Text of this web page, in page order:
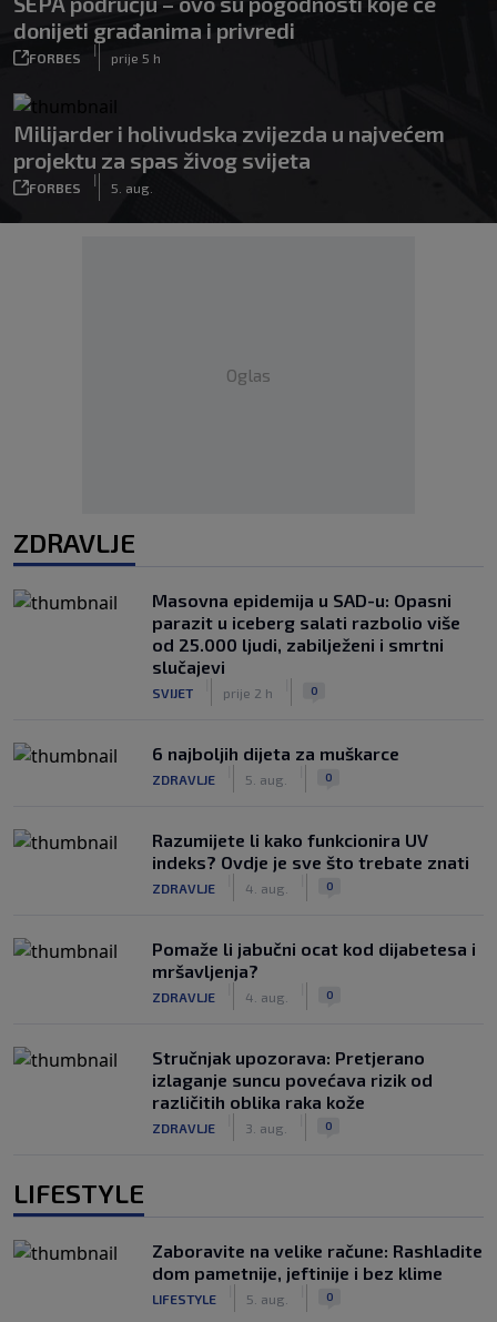
donijeti građanima i privredi
FORBES
|
prije 5 h
Milijarder i holivudska zvijezda u najvećem
projektu za spas živog svijeta
FORBES
|
5. aug.
Oglas
ZDRAVLJE
Masovna epidemija u SAD-u: Opasni
parazit u iceberg salati razbolio više
od 25.000 ljudi, zabilježeni i smrtni
slučajevi
SVIJET prije 2 h 0
6 najboljih dijeta za muškarce
ZDRAVLJE 5. aug. 0
Razumijete li kako funkcionira UV
indeks? Ovdje je sve što trebate znati
ZDRAVLJE 4. aug. 0
Pomaže li jabučni ocat kod dijabetesa i
mršavljenja?
ZDRAVLJE 4. aug. 0
Stručnjak upozorava: Pretjerano
izlaganje suncu povećava rizik od
različitih oblika raka kože
ZDRAVLJE 3. aug. 0
LIFESTYLE
Zaboravite na velike račune: Rashladite
dom pametnije, jeftinije i bez klime
LIFESTYLE 5. aug. 0